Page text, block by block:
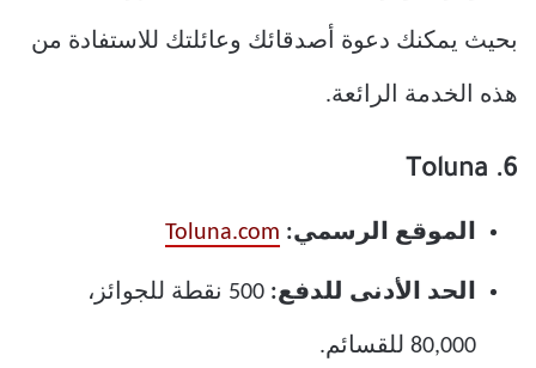
بحيث يمكنك دعوة أصدقائك وعائلتك للاستفادة من
هذه الخدمة الرائعة.
6. Toluna
الموقع الرسمي: Toluna.com
الحد الأدنى للدفع: 500 نقطة للجوائز،
80,000 للقسائم.